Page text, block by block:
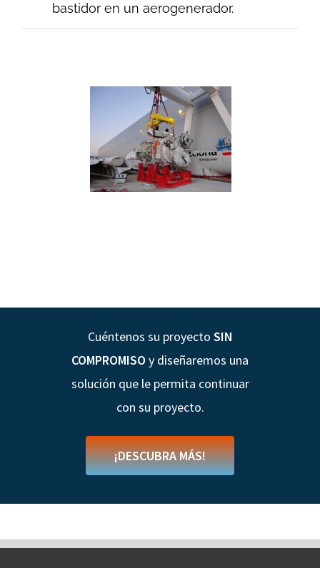
bastidor en un aerogenerador.
Cuéntenos su proyecto SIN
COMPROMISO y diseñaremos una
solución que le permita continuar
con su proyecto.
¡DESCUBRA MÁS!